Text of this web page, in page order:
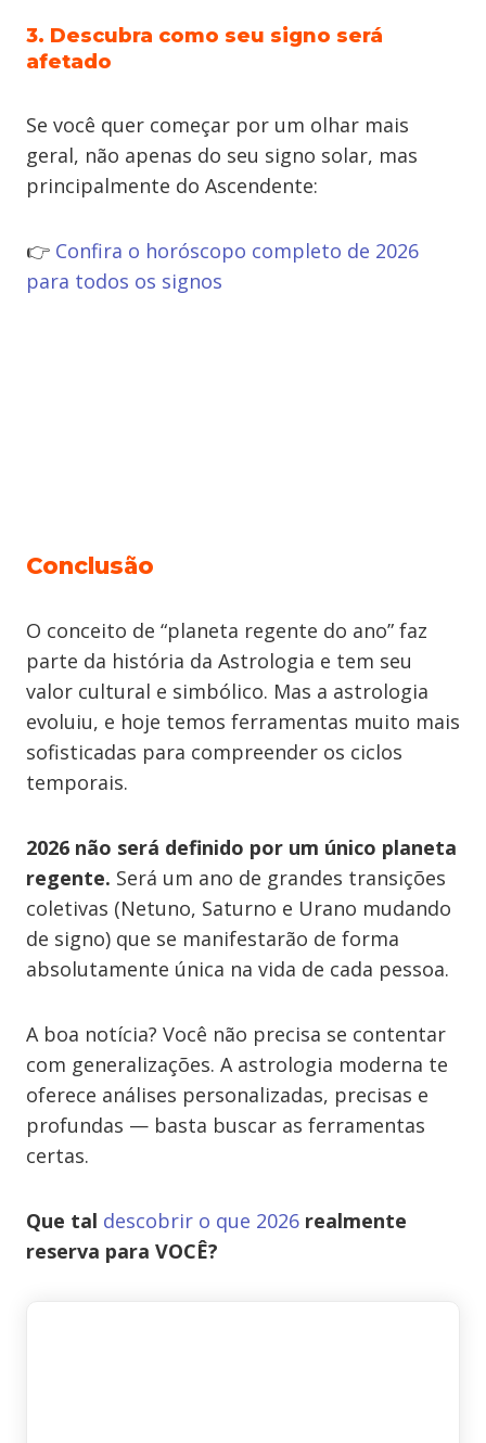
3. Descubra como seu signo será
afetado
Se você quer começar por um olhar mais
geral, não apenas do seu signo solar, mas
principalmente do Ascendente:
👉 Confira o horóscopo completo de 2026
para todos os signos
Conclusão
O conceito de “planeta regente do ano” faz
parte da história da Astrologia e tem seu
valor cultural e simbólico. Mas a astrologia
evoluiu, e hoje temos ferramentas muito mais
sofisticadas para compreender os ciclos
temporais.
2026 não será definido por um único planeta
regente. Será um ano de grandes transições
coletivas (Netuno, Saturno e Urano mudando
de signo) que se manifestarão de forma
absolutamente única na vida de cada pessoa.
A boa notícia? Você não precisa se contentar
com generalizações. A astrologia moderna te
oferece análises personalizadas, precisas e
profundas — basta buscar as ferramentas
certas.
Que tal descobrir o que 2026 realmente
reserva para VOCÊ?